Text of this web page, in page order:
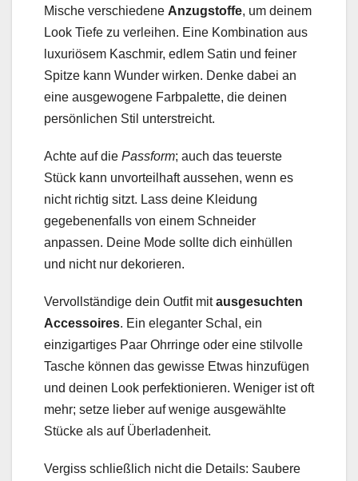
Mische verschiedene Anzugstoffe, um deinem
Look Tiefe zu verleihen. Eine Kombination aus
luxuriösem Kaschmir, edlem Satin und feiner
Spitze kann Wunder wirken. Denke dabei an
eine ausgewogene Farbpalette, die deinen
persönlichen Stil unterstreicht.
Achte auf die Passform; auch das teuerste
Stück kann unvorteilhaft aussehen, wenn es
nicht richtig sitzt. Lass deine Kleidung
gegebenenfalls von einem Schneider
anpassen. Deine Mode sollte dich einhüllen
und nicht nur dekorieren.
Vervollständige dein Outfit mitausgesuchten
Accessoires. Ein eleganter Schal, ein
einzigartiges Paar Ohrringe oder eine stilvolle
Tasche können das gewisse Etwas hinzufügen
und deinen Look perfektionieren. Weniger ist oft
mehr; setze lieber auf wenige ausgewählte
Stücke als auf Überladenheit.
Vergiss schließlich nicht die Details: Saubere